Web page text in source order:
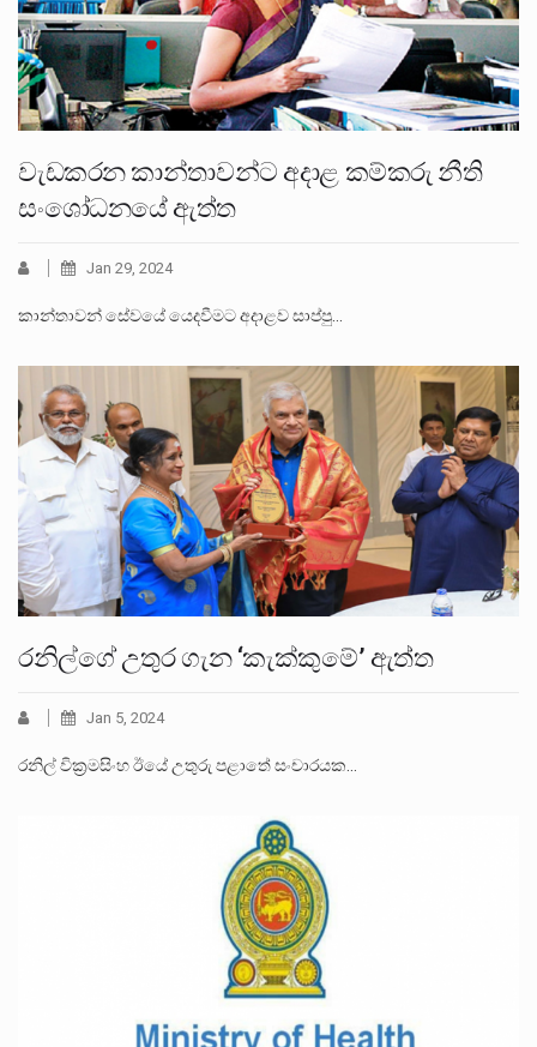
වැඩකරන කාන්තාවන්ට අදාළ කම්කරු නීති
සංශෝධනයේ ඇත්ත
Jan 29, 2024
කාන්තාවන් සේවයේ යෙදවීමට අදාළව සාප්පු…
රනිල්ගේ උතුර ගැන ‘කැක්කුමේ’ ඇත්ත
Jan 5, 2024
රනිල් වික්‍රමසිංහ ඊයේ උතුරු පළාතේ සංචාරයක…